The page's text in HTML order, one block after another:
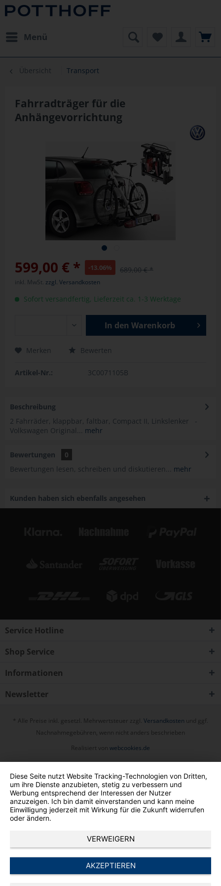
Menü
Übersicht Transport
Fahrradträger für die
Anhängevorrichtung
599,00 € * -13.06% 689,00 € *
inkl. MwSt. zzgl. Versandkosten
Sofort versandfertig, Lieferzeit ca. 1-3 Werktage
In den Warenkorb
Merken Bewerten
Artikel-Nr.: 3C0071105B
Beschreibung
2 Fahrräder, klappbar, faltbar, Compact II, Linkslenker -
Volkswagen Original... mehr
Bewertungen
0
Bewertungen lesen, schreiben und diskutieren... mehr
Kunden haben sich ebenfalls angesehen
Service Hotline
Shop Service
Informationen
Newsletter
* Alle Preise inkl. gesetzl. Mehrwertsteuer zzgl. Versandkosten und ggf.
Nachnahmegebühren, wenn nicht anders beschrieben
Realisiert von webcookies.de
Diese Seite nutzt Website Tracking-Technologien von Dritten,
um ihre Dienste anzubieten, stetig zu verbessern und
Werbung entsprechend der Interessen der Nutzer
anzuzeigen. Ich bin damit einverstanden und kann meine
Einwilligung jederzeit mit Wirkung für die Zukunft widerrufen
oder ändern.
VERWEIGERN
AKZEPTIEREN